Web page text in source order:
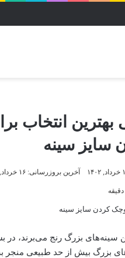
بهترین انتخاب
سایز سینه
آخرین بروزرسانی: ۱۶ خرداد, ۱۴۰۲
سینه‌های بزرگ رنج می‌برند، در
بزرگ بیش از حد طبیعی منجر